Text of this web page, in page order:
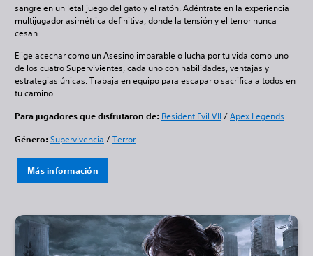
sangre en un letal juego del gato y el ratón. Adéntrate en la experiencia
multijugador asimétrica definitiva, donde la tensión y el terror nunca
cesan.
Elige acechar como un Asesino imparable o lucha por tu vida como uno
de los cuatro Supervivientes, cada uno con habilidades, ventajas y
estrategias únicas. Trabaja en equipo para escapar o sacrifica a todos en
tu camino.
Para jugadores que disfrutaron de: Resident Evil VII /Apex Legends
Género: Supervivencia /Terror
Más información